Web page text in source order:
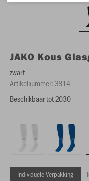
JAKO Kous
zwart
Artikelnummer:3814
Beschikbaar tot 2030
Individuele Verpakking